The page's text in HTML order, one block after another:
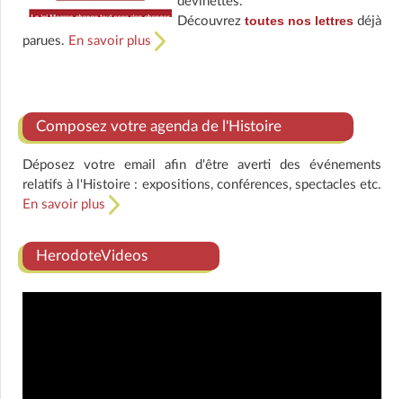
Découvrez toutes nos lettresdéjà
parues. En savoir plus
Composez votre agenda de l'Histoire
Déposez votre email afin d'être averti des événements
relatifs à l'Histoire : expositions, conférences, spectacles etc.
En savoir plus
HerodoteVideos